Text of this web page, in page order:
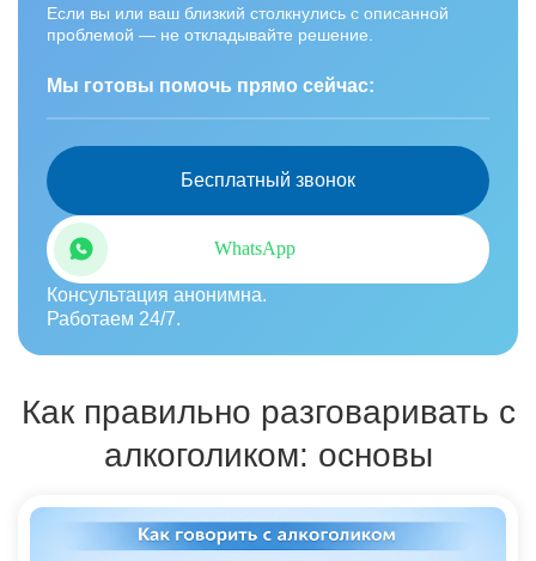
Если вы или ваш близкий столкнулись с описанной
проблемой — не откладывайте решение.
Мы готовы помочь прямо сейчас:
Бесплатный звонок
WhatsApp
Консультация анонимна.
Работаем 24/7.
Как правильно разговаривать с
алкоголиком: основы